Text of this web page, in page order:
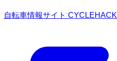
自転車情報サイト CYCLEHACK